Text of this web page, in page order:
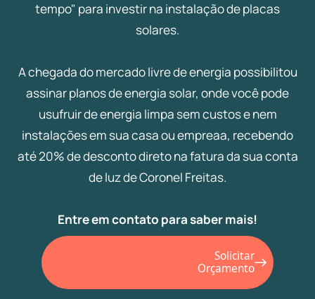
tempo" para investir na instalação de placas
solares.
A chegada do mercado livre de energia possibilitou
assinar planos de energia solar, onde você pode
usufruir de energia limpa sem custos e nem
instalações em sua casa ou empreaa, recebendo
até 20% de desconto direto na fatura da sua conta
de luz de Coronel Freitas.
Entre em contato para saber mais!
Solicitar
Orçamento